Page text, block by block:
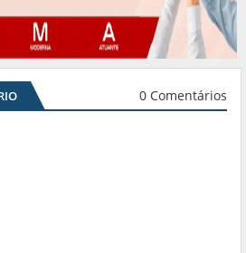
0 Comentários